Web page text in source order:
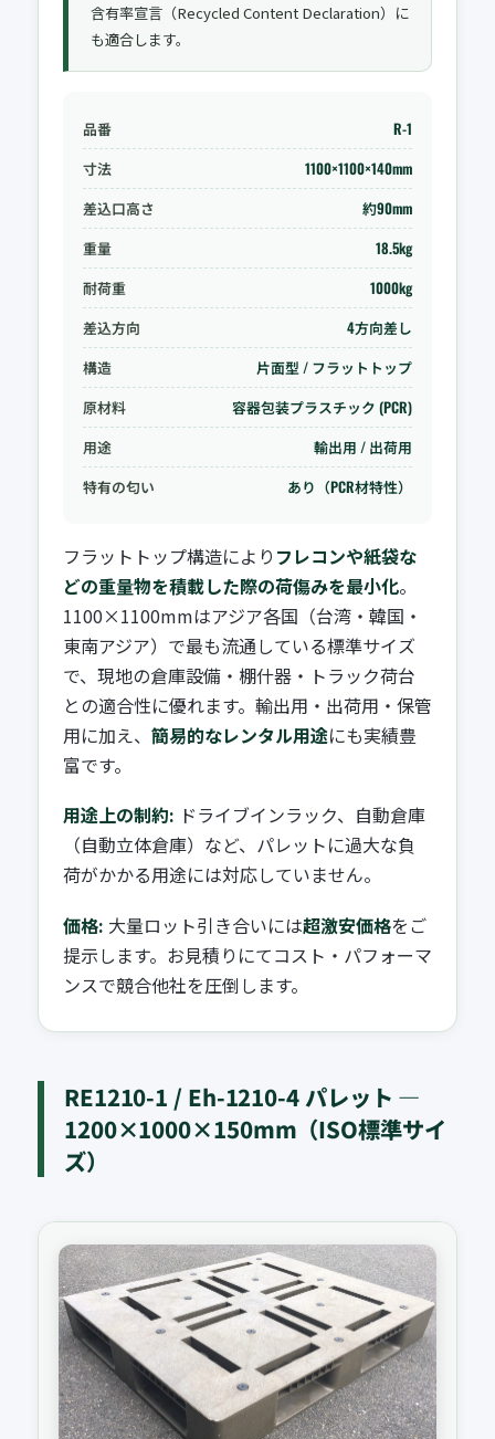
含有率宣言（Recycled Content Declaration）に
も適合します。
品番
R-1
寸法
1100×1100×140mm
差込口高さ
約90mm
重量
18.5kg
耐荷重
1000kg
差込方向
4方向差し
構造
片面型 / フラットトップ
原材料
容器包装プラスチック (PCR)
用途
輸出用 / 出荷用
特有の匂い
あり（PCR材特性）
フラットトップ構造により フレコンや紙袋な
どの重量物を積載した際の荷傷みを最小化。
1100×1100mmはアジア各国（台湾・韓国・
東南アジア）で最も流通している標準サイズ
で、現地の倉庫設備・棚什器・トラック荷台
との適合性に優れます。輸出用・出荷用・保管
用に加え、 簡易的なレンタル用途にも実績豊
富です。
用途上の制約: ドライブインラック、自動倉庫
（自動立体倉庫）など、パレットに過大な負
荷がかかる用途には対応していません。
価格: 大量ロット引き合いには超激安価格をご
提示します。お見積りにてコスト・パフォーマ
ンスで競合他社を圧倒します。
RE1210-1 / Eh-1210-4 パレット —
1200×1000×150mm（ISO標準サイ
ズ）